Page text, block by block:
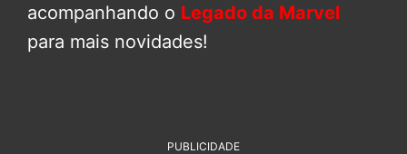
acompanhando o Legado da Marvel
para mais novidades!
PUBLICIDADE